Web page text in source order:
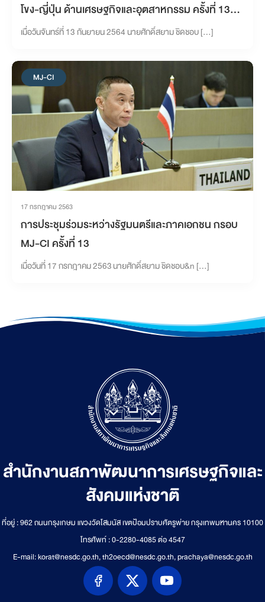
โขง-ญี่ปุ่น ด้านเศรษฐกิจและอุตสาหกรรม ครั้งที่ 13
ผ่านระบบการประชุมทางไกล (The 13th Mekong-
เมื่อวันจันทร์ที่ 13 กันยายน 2564 นายศักดิ์สยาม ชิดชอบ […]
MJ-CI
17 กรกฎาคม 2563
การประชุมร่วมระหว่างรัฐมนตรีและภาคเอกชน กรอบ
MJ-CI ครั้งที่ 13
เมื่อวันที่ 17 กรกฎาคม 2563 นายศักดิ์สยาม ชิดชอบ&n […]
สำนักงานสภาพัฒนาการเศรษฐกิจและ
สังคมแห่งชาติ
ที่อยู่ : 962 ถนนกรุงเกษม แขวงวัดโสมนัส เขตป้อมปราบศัตรูพ่าย กรุงเทพมหานคร 10100
โทรศัพท์ : 0-2280-4085 ต่อ 4547
E-mail: korat@nesdc.go.th, th2oecd@nesdc.go.th, prachaya@nesdc.go.th